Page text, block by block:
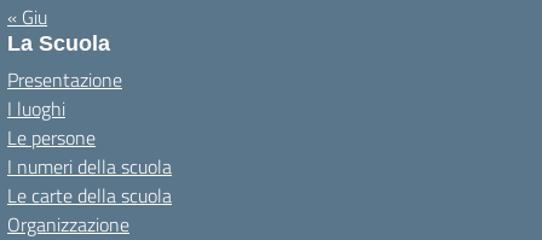
« Giu
La Scuola
Presentazione
I luoghi
Le persone
I numeri della scuola
Le carte della scuola
Organizzazione